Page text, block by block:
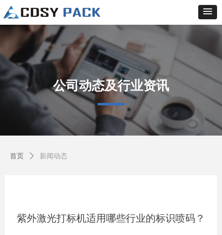
紫外激光打标机适用哪些行业的标识喷码？
公司动态及行业资讯
首页 ꄲ 新闻动态